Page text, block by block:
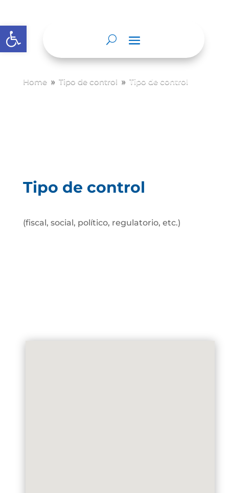
Abrir barra de herramientas
Home 9 Tipo de control 9 Tipo de control
Tipo de control
(fiscal, social, político, regulatorio, etc.)